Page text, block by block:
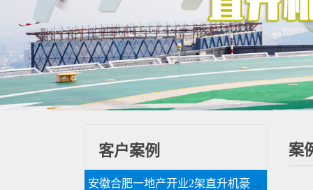
案
客户案例
安徽合肥一地产开业2架直升机豪车助阵